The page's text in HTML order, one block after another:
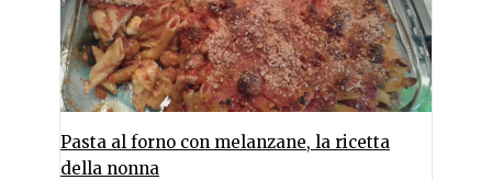
Pasta al forno con melanzane, la ricetta
della nonna